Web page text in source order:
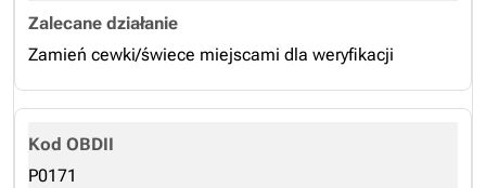
Zamień cewki/świece miejscami dla weryfikacji
P0171